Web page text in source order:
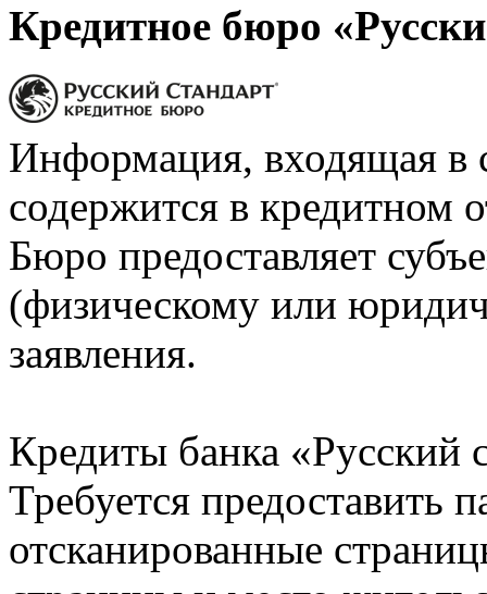
Кредитное бюро
Информация, входящая в
содержится в кредитном
Бюро предоставляет
(физическому или
заявления.
Кредиты банка «Русский
Требуется предоставить
отсканированные